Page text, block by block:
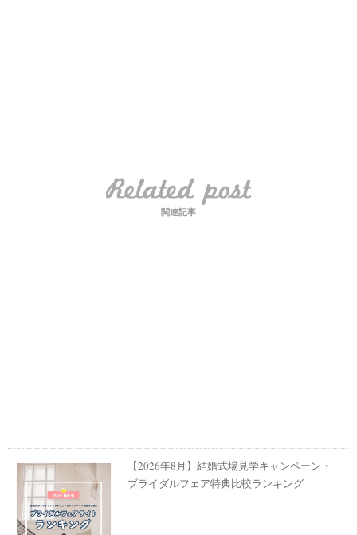
関連記事
【2026年8月】結婚式場見学キャンペーン・
ブライダルフェア特典比較ランキング